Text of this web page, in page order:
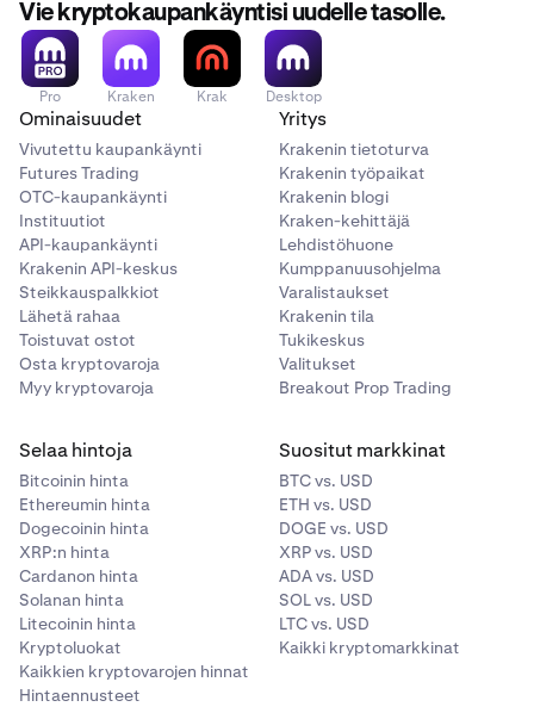
Vie kryptokaupankäyntisi uudelle tasolle.
Pro Kraken Krak Desktop
Ominaisuudet
Vivutettu kaupankäynti
Futures Trading
OTC-kaupankäynti
Instituutiot
API-kaupankäynti
Krakenin API-keskus
Steikkauspalkkiot
Lähetä rahaa
Toistuvat ostot
Osta kryptovaroja
Myy kryptovaroja
Yritys
Krakenin tietoturva
Krakenin työpaikat
Krakenin blogi
Kraken-kehittäjä
Lehdistöhuone
Kumppanuusohjelma
Varalistaukset
Krakenin tila
Tukikeskus
Valitukset
Breakout Prop Trading
Selaa hintoja
Bitcoinin hinta
Ethereumin hinta
Dogecoinin hinta
XRP:n hinta
Cardanon hinta
Solanan hinta
Litecoinin hinta
Kryptoluokat
Kaikkien kryptovarojen hinnat
Hintaennusteet
Suositut markkinat
BTC vs. USD
ETH vs. USD
DOGE vs. USD
XRP vs. USD
ADA vs. USD
SOL vs. USD
LTC vs. USD
Kaikki kryptomarkkinat